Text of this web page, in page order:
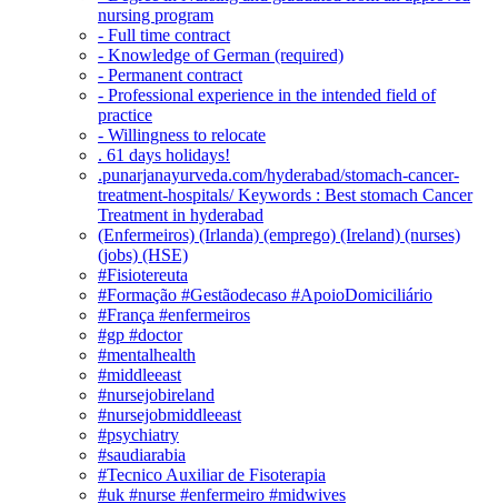
nursing program
- Full time contract
- Knowledge of German (required)
- Permanent contract
- Professional experience in the intended field of
practice
- Willingness to relocate
. 61 days holidays!
.punarjanayurveda.com/hyderabad/stomach-cancer-
treatment-hospitals/ Keywords : Best stomach Cancer
Treatment in hyderabad
(Enfermeiros) (Irlanda) (emprego) (Ireland) (nurses)
(jobs) (HSE)
#Fisiotereuta
#Formação #Gestãodecaso #ApoioDomiciliário
#França #enfermeiros
#gp #doctor
#mentalhealth
#middleeast
#nursejobireland
#nursejobmiddleeast
#psychiatry
#saudiarabia
#Tecnico Auxiliar de Fisoterapia
#uk #nurse #enfermeiro #midwives